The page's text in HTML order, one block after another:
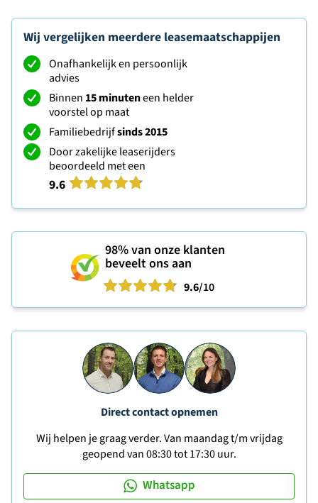
Wij vergelijken meerdere leasemaatschappijen
Onafhankelijk en persoonlijk
advies
Binnen 15 minuteneen helder
voorstel op maat
Familiebedrijfsinds 2015
Door zakelijke leaserijders
beoordeeld met een
9.6
98%van onze klanten
beveelt ons aan
9.6/10
Direct contact opnemen
Wij helpen je graag verder. Van maandag t/m vrijdag
geopend van 08:30 tot 17:30 uur.
Whatsapp